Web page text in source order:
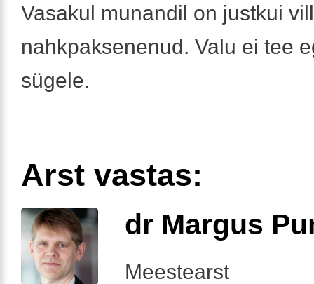
Vasakul munandil on justkui
nahkpaksenenud. Valu ei tee
sügele.
Arst vastas:
dr Margus
Meestearst